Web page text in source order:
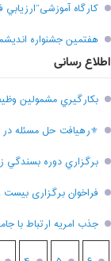
کارگاه
هفتمين جشنواره
اطلاع رسانی
بکارگيري مشمولين
⚜رهیافت حل مسئله
برگزاري دوره بسندگي
فراخوان برگزاری
جذب امریه ارتباط با